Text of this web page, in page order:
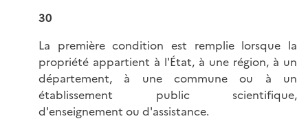
30
La première condition est remplie lorsque la
propriété appartient à l'État, à une région, à un
département, à une commune ou à un
établissement public scientifique,
d'enseignement ou d'assistance.